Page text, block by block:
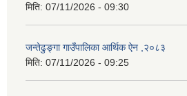
मिति: 07/11/2026 - 09:30
जन्तेढुङ्गा गाउँपालिका आर्थिक ऐन ,२०८३
मिति: 07/11/2026 - 09:25